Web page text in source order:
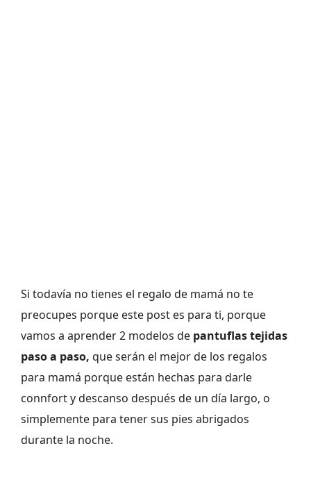
Si todavía no tienes el regalo de mamá no te
preocupes porque este post es para ti, porque
vamos a aprender 2 modelos de pantuflas tejidas
paso a paso, que serán el mejor de los regalos
para mamá porque están hechas para darle
connfort y descanso después de un día largo, o
simplemente para tener sus pies abrigados
durante la noche.